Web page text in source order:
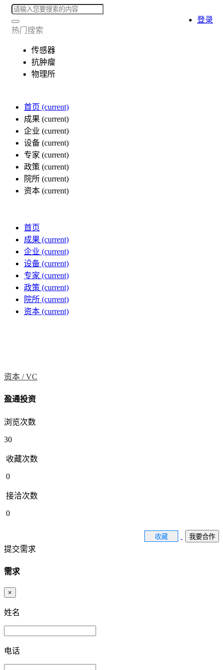
热门搜索
传感器
抗肿瘤
物理所
首页 (current)
成果 (current)
企业 (current)
设备 (current)
专家 (current)
政策 (current)
院所 (current)
资本 (current)
登录
首页
成果 (current)
企业 (current)
设备 (current)
专家 (current)
政策 (current)
院所 (current)
资本 (current)
资本 /VC
盈通投资
浏览次数
30
收藏次数
0
接洽次数
0
收藏 我要合作
提交需求
需求
×
姓名
电话